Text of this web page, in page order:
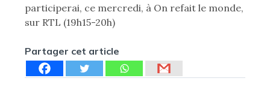
participerai, ce mercredi, à On refait le monde,
sur RTL (19h15-20h)
Partager cet article